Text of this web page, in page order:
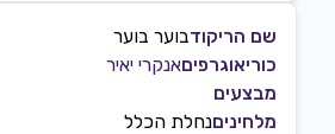
שם הריקודבוער בוער
כוריאוגרפיםאנקרי יאיר
מבצעים
מלחיניםנחלת הכלל